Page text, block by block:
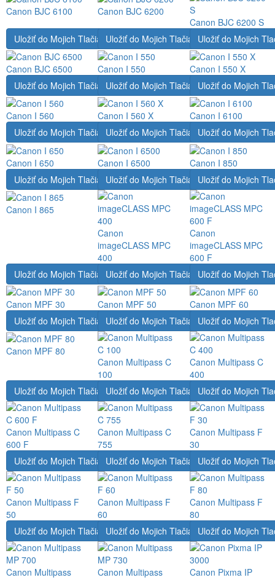
Canon BJC 6100 Canon BJC 6200
Canon BJC 6200 S
Uložiť do Mojich Tlačiarní
Canon BJC 6500
Uložiť do Mojich Tlačiarní
Canon I 550
Uložiť do Mojich
Canon I 550 X
Uložiť do Mojich Tlačiarní
Canon I 560
Uložiť do Mojich Tlačiarní
Canon I 560 X
Uložiť do Mojich
Canon I 6100
Uložiť do Mojich Tlačiarní
Canon I 650
Uložiť do Mojich Tlačiarní
Canon I 6500
Uložiť do Mojich
Canon I 850
Uložiť do Mojich Tlačiarní
Canon I 865
Uložiť do Mojich Tlačiarní
Canon
imageCLASS MPC
400
Uložiť do Mojich
Canon
imageCLASS MPC
600 F
Uložiť do Mojich Tlačiarní
Canon MPF 30
Uložiť do Mojich Tlačiarní
Canon MPF 50
Uložiť do Mojich
Canon MPF 60
Uložiť do Mojich Tlačiarní
Canon MPF 80
Uložiť do Mojich Tlačiarní
Canon Multipass C
100
Uložiť do Mojich
Canon Multipass C
400
Uložiť do Mojich Tlačiarní
Canon Multipass C
600 F
Uložiť do Mojich Tlačiarní
Canon Multipass C
755
Uložiť do Mojich
Canon Multipass F
30
Uložiť do Mojich Tlačiarní
Canon Multipass F
50
Uložiť do Mojich Tlačiarní
Canon Multipass F
60
Uložiť do Mojich
Canon Multipass F
80
Uložiť do Mojich Tlačiarní
Canon Multipass
Uložiť do Mojich Tlačiarní
Canon Multipass
Uložiť do Mojich
Canon Pixma IP